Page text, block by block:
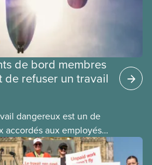
de bord membres
de refuser un travail
dangereux est un de
accordés aux employés
fédérale